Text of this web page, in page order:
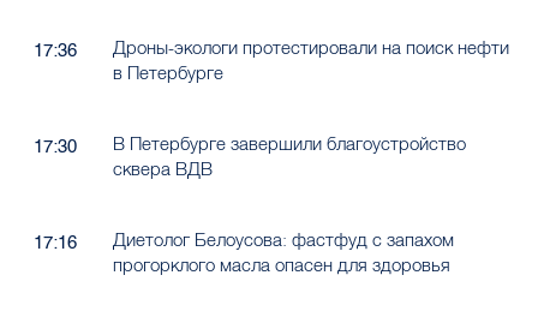
17:36
Дроны-экологи протестировали на поиск нефти
в Петербурге
17:30
В Петербурге завершили благоустройство
сквера ВДВ
17:16
Диетолог Белоусова: фастфуд с запахом
прогорклого масла опасен для здоровья